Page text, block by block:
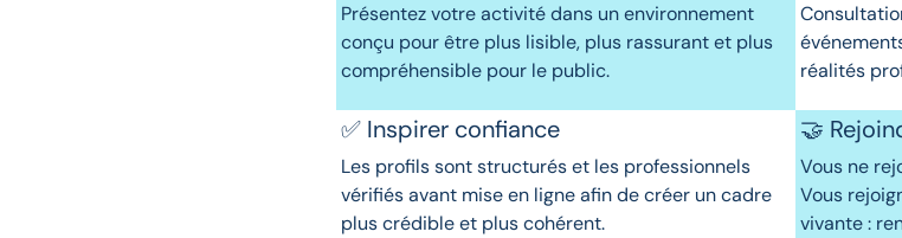
Présentez votre activité dans un environnement
conçu pour être plus lisible, plus rassurant et plus
compréhensible pour le public.
réalités
✅ Inspirer confiance
Les profils sont structurés et les professionnels
vérifiés avant mise en ligne afin de créer un cadre
plus crédible et plus cohérent.
🤝
Vous ne
Vous
vivante :